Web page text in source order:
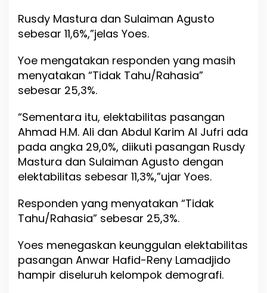
Rusdy Mastura dan Sulaiman Agusto
sebesar 11,6%,”jelas Yoes.
Yoe mengatakan responden yang masih
menyatakan “Tidak Tahu/Rahasia”
sebesar 25,3%.
“Sementara itu, elektabilitas pasangan
Ahmad H.M. Ali dan Abdul Karim Al Jufri ada
pada angka 29,0%, diikuti pasangan Rusdy
Mastura dan Sulaiman Agusto dengan
elektabilitas sebesar 11,3%,”ujar Yoes.
Responden yang menyatakan “Tidak
Tahu/Rahasia” sebesar 25,3%.
Yoes menegaskan keunggulan elektabilitas
pasangan Anwar Hafid-Reny Lamadjido
hampir diseluruh kelompok demografi.